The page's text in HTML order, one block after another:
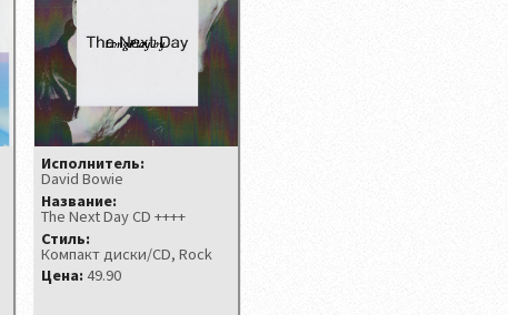
Исполнитель:
David Bowie
Название:
The Next Day CD ++++
Стиль:
Компакт диски/CD, Rock
Цена: 49.90